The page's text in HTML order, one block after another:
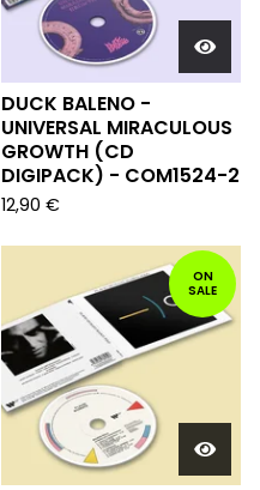
DUCK BALENO -
UNIVERSAL MIRACULOUS
GROWTH (CD
DIGIPACK) - COM1524-2
12,90 €
ON
SALE